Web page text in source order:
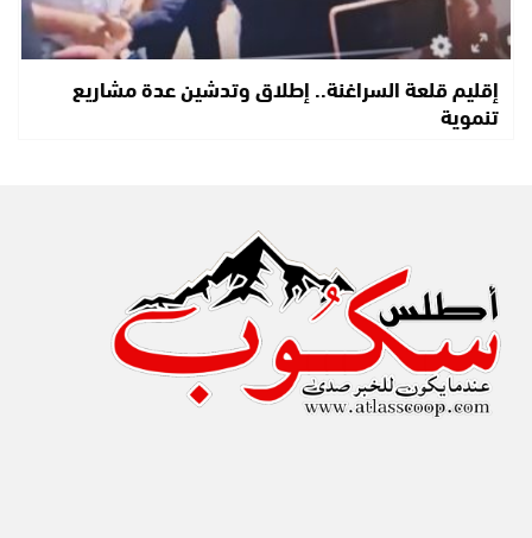
إقليم قلعة السراغنة.. إطلاق وتدشين عدة مشاريع
تنموية